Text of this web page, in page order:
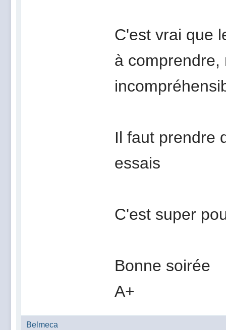
C'est vrai que
à comprendre,
Il faut prendre
essais
C'est super
Bonne soirée
A+
Belmeca